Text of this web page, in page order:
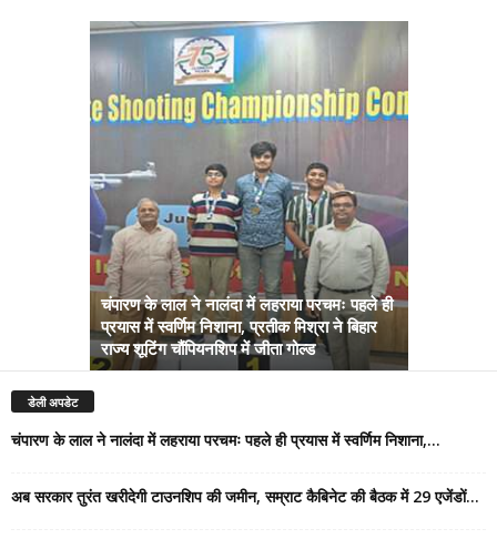
चंपारण के लाल ने नालंदा में लहराया परचमः पहले ही
प्रयास में स्वर्णिम निशाना, प्रतीक मिश्रा ने बिहार
राज्य शूटिंग चौंपियनशिप में जीता गोल्ड
डेली अपडेट
चंपारण के लाल ने नालंदा में लहराया परचमः पहले ही प्रयास में स्वर्णिम निशाना,...
अब सरकार तुरंत खरीदेगी टाउनशिप की जमीन, सम्राट कैबिनेट की बैठक में 29 एजेंडों...